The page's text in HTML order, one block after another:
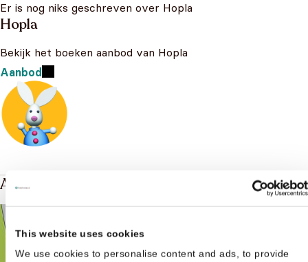
This website uses cookies
We use cookies to personalise content and ads, to provide
Er is nog niks geschreven over Hopla
Hopla
Bekijk het boeken aanbod van Hopla
Aanbod
Andere boeken over Hopla